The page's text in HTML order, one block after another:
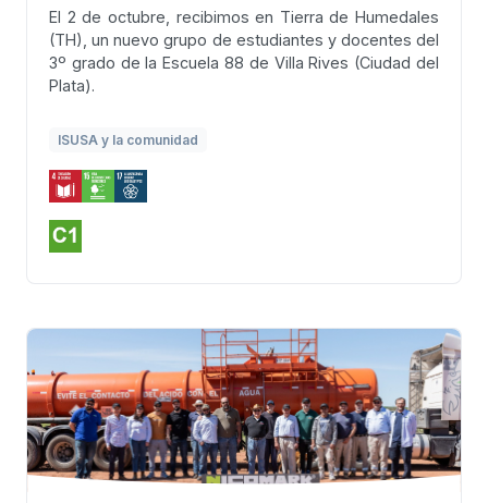
El 2 de octubre, recibimos en Tierra de Humedales
(TH), un nuevo grupo de estudiantes y docentes del
3º grado de la Escuela 88 de Villa Rives (Ciudad del
Plata).
ISUSA y la comunidad